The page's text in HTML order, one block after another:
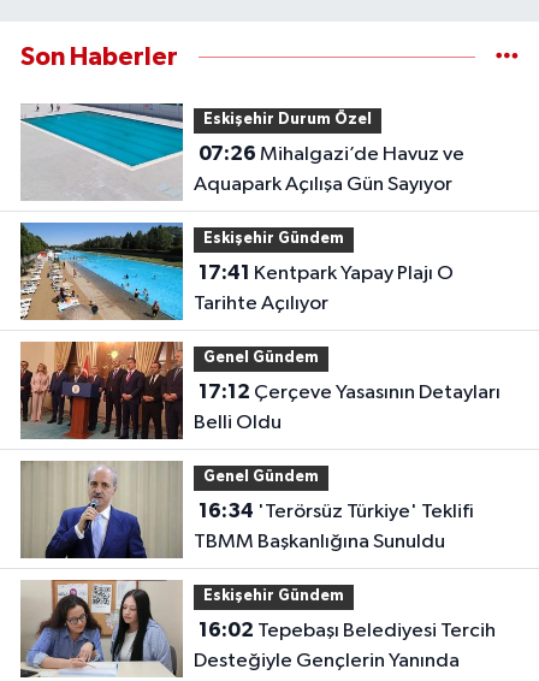
Son Haberler
Eskişehir Durum Özel
07:26
Aquapark Açılışa Gün Sayıyor
Eskişehir Gündem
17:41
Tarihte Açılıyor
Genel Gündem
17:12
Belli Oldu
Genel Gündem
16:34
TBMM Başkanlığına Sunuldu
Eskişehir Gündem
16:02
Desteğiyle Gençlerin Yanında